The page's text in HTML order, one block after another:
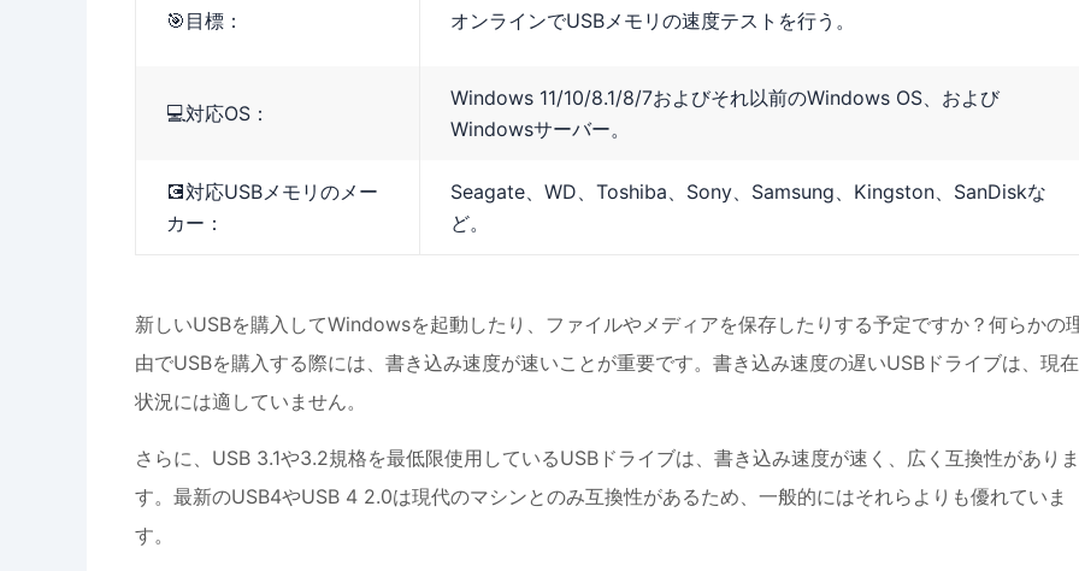
🎯目標： オンラインでUSBメモリの速度テストを行う。
💻対応OS：
Windows 11/10/8.1/8/7およびそれ以前のWindows OS、および
Windowsサーバー。
💽対応USBメモリのメー
カー：
Seagate、WD、Toshiba、Sony、Samsung、Kingston、SanDiskな
ど。
新しいUSBを購入してWindowsを起動したり、ファイルやメディアを保存したりする予定ですか？何らかの
由でUSBを購入する際には、書き込み速度が速いことが重要です。書き込み速度の遅いUSBドライブは、現
状況には適していません。
さらに、USB 3.1や3.2規格を最低限使用しているUSBドライブは、書き込み速度が速く、広く互換性がありま
す。最新のUSB4やUSB 4 2.0は現代のマシンとのみ互換性があるため、一般的にはそれらよりも優れていま
す。